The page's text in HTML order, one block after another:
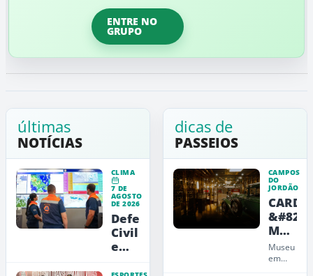
ENTRE NO
GRUPO
últimas
NOTÍCIAS
CLIMA
7 DE
AGOSTO
DE 2026
Defesa
Civil
emite
dicas de
PASSEIOS
CAMPOS
DO
JORDÃO
CARDE
Museu
de
Arte,
Museu
em